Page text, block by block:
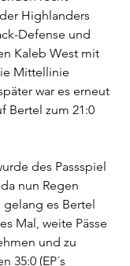
Highlanders
Defense und
Kaleb West mit
Mittellinie
war es erneut
Bertel zum 21:0
des Passspiel
nun Regen
es Bertel
Mal, weite Pässe
und zu
35:0 (EP´s